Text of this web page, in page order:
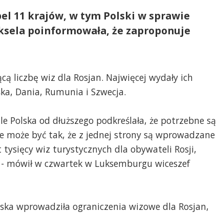
11 krajów, w tym Polski w sprawie
poinformowała, że zaproponuje
liczbę wiz dla Rosjan. Najwięcej wydały ich
Dania, Rumunia i Szwecja.
od dłuższego podkreślała, że potrzebne są
może być tak, że z jednej strony są wprowadzane
wiz turystycznych dla obywateli Rosji,
w czwartek w Luksemburgu wiceszef
wprowadziła ograniczenia wizowe dla Rosjan,